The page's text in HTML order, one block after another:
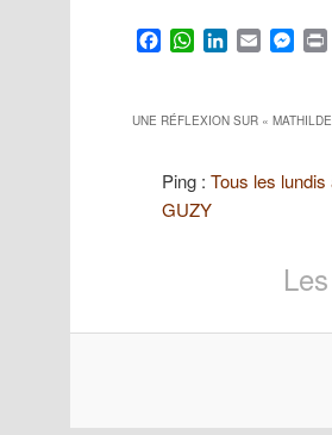
Facebook
WhatsApp
LinkedIn
Email
UNE RÉFLEXION SUR «
Ping : Tous les
GUZY